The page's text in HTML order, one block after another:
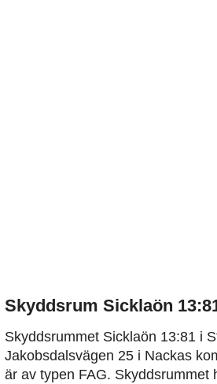
Skyddsrum Sicklaön
Skyddsrummet Sicklaön 13:81 i
Jakobsdalsvägen 25 i Nackas
är av typen FAG. Skyddsrummet